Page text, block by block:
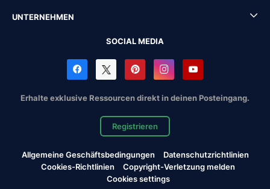
UNTERNEHMEN
SOCIAL MEDIA
Erhalte exklusive Ressourcen direkt in deinen Posteingang.
Registrieren
Allgemeine Geschäftsbedingungen
Datenschutzrichtlinien
Cookies-Richtlinien
Copyright-Verletzung melden
Cookies settings